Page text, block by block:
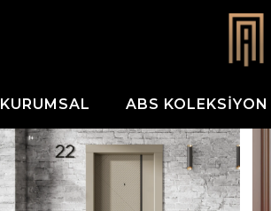
KURUMSAL ABS KOLEKSIYON